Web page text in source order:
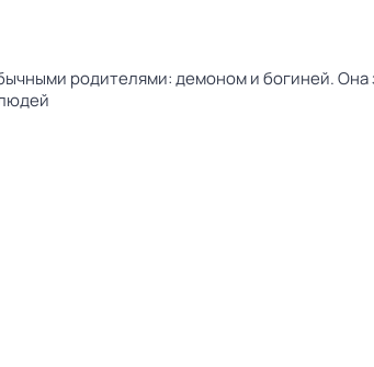
родителями: демоном и богиней.